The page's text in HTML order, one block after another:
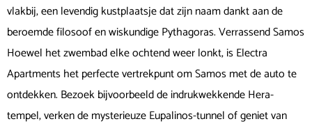
vlakbij, een levendig kustplaatsje dat zijn naam dankt aan de
beroemde filosoof en wiskundige Pythagoras. Verrassend Samos
Hoewel het zwembad elke ochtend weer lonkt, is Electra
Apartments het perfecte vertrekpunt om Samos met de auto te
ontdekken. Bezoek bijvoorbeeld de indrukwekkende Hera-
tempel, verken de mysterieuze Eupalinos-tunnel of geniet van